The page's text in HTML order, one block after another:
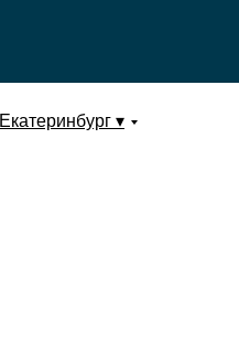
Екатеринбург ▾